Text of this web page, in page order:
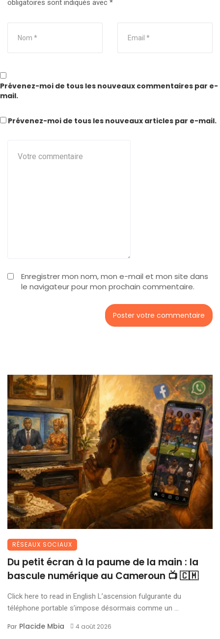
obligatoires sont indiqués avec *
Enregistrer mon nom, mon e-mail et mon site dans
le navigateur pour mon prochain commentaire.
Prévenez-moi de tous les nouveaux commentaires par e-
mail.
Prévenez-moi de tous les nouveaux articles par e-mail.
RÉSEAUX SOCIAUX
Du petit écran à la paume de la main : la
bascule numérique au Cameroun 📺 🇨🇲
Click here to read in English L’ascension fulgurante du
téléphone portable s’impose désormais comme un ...
Par Placide Mbia 4 août 2026